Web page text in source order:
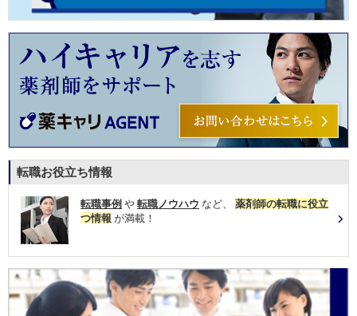
転職お役立ち情報
転職事例 や 転職ノウハウ など、 薬剤師の転職に役立
つ情報 が満載！